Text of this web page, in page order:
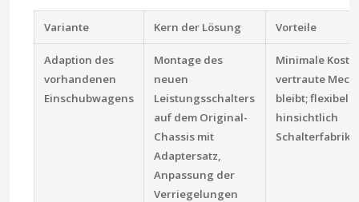
Variante Kern der Lösung Vorteile
Adaption des
vorhandenen
Einschubwagens
Montage des
neuen
Leistungsschalters
auf dem Original-
Chassis mit
Adaptersatz,
Anpassung der
Verriegelungen
Minimale
vertraute
bleibt; flexibel
hinsichtlich